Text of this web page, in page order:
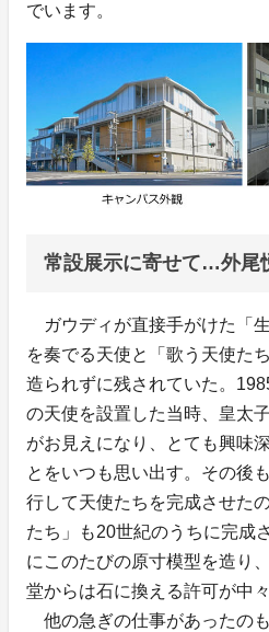
でいます。
常設展示に寄せて…外尾
ガウディが直接手がけた「
を奏でる天使と「歌う天使た
造られずに残されていた。
の天使を設置した当時、皇太
がお見えになり、とても興味
とをいつも思い出す。その後
行して天使たちを完成させた
たち」も20世紀のうちに完成
にこのたびの原寸模型を造り
堂からは石に換える許可が中
他の急ぎの仕事があったの